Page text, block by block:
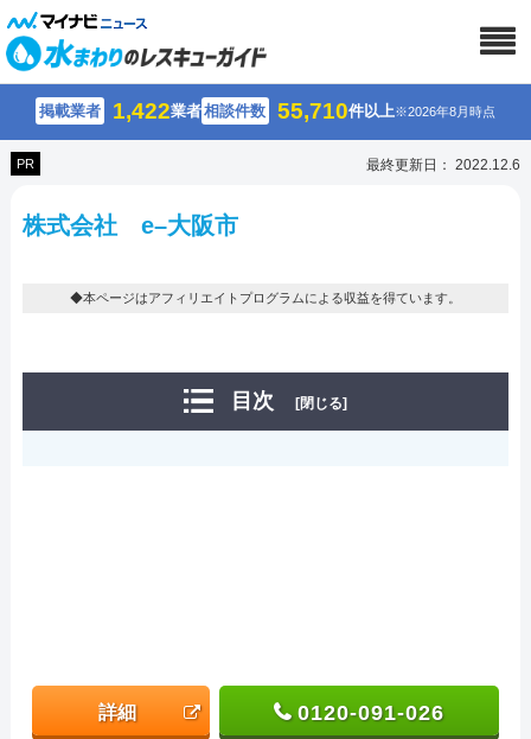
掲載業者 1,422業者相談件数 55,710件以上※2026年8月時点
PR 最終更新日： 2022.12.6
株式会社 e–大阪市
◆本ページはアフィリエイトプログラムによる収益を得ています。
目次 [閉じる]
詳細 0120-091-026